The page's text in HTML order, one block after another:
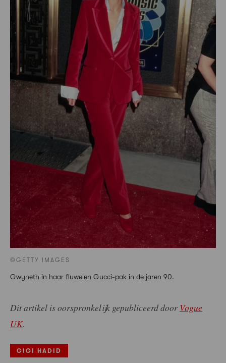
©GETTY IMAGES
Gwyneth in haar fluwelen Gucci-pak in de jaren 90.
Dit artikel is oorspronkelijk gepubliceerd door Vogue
UK.
GIGI HADID